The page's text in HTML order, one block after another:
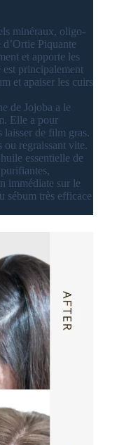
minéraux, oligo-
Piquante
et apporte les
principalement
et apaiser les cuirs
de Jojoba a le
Elle a pour
laisser de film gras.
ou regraissant vite.
essentielle de
immédiate sur le
sébum très efficace